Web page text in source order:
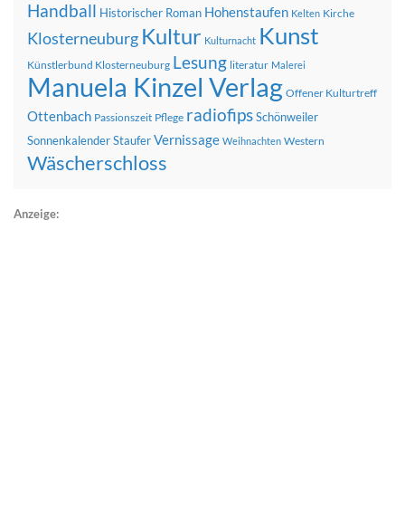
Handball Historischer Roman Hohenstaufen Kelten Kirche
Klosterneuburg Kultur Kulturnacht Kunst
Künstlerbund Klosterneuburg Lesung literatur Malerei
Manuela Kinzel Verlag Offener Kulturtreff
Ottenbach Passionszeit Pflege radiofipsSchönweiler
SonnenkalenderStauferVernissage Weihnachten Western
Wäscherschloss
Anzeige: